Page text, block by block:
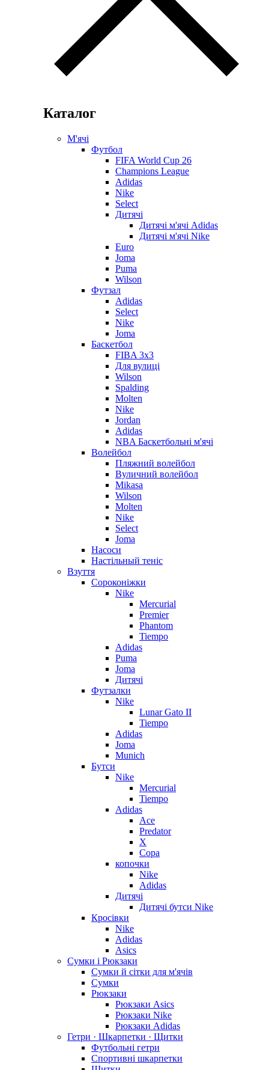
Каталог
М'ячі
Футбол
FIFA World Cup 26
Champions League
Adidas
Nike
Select
Дитячі
Дитячі м'ячі Adidas
Дитячі м'ячі Nike
Euro
Joma
Puma
Wilson
Футзал
Adidas
Select
Nike
Joma
Баскетбол
FIBA 3x3
Для вулиці
Wilson
Spalding
Molten
Nike
Jordan
Adidas
NBA Баскетбольні м'ячі
Волейбол
Пляжний волейбол
Вуличний волейбол
Mikasa
Wilson
Molten
Nike
Select
Joma
Насоси
Настільный теніс
Взуття
Сороконіжки
Nike
Mercurial
Premier
Phantom
Tiempo
Adidas
Puma
Joma
Дитячі
Футзалки
Nike
Lunar Gato II
Tiempo
Adidas
Joma
Munich
Бутси
Nike
Mercurial
Tiempo
Adidas
Ace
Predator
X
Copa
копочки
Nike
Adidas
Дитячі
Дитячі бутси Nike
Кросівки
Nike
Adidas
Asics
Сумки і Рюкзаки
Сумки й сітки для м'ячів
Сумки
Рюкзаки
Рюкзаки Asics
Рюкзаки Nike
Рюкзаки Adidas
Гетри · Шкарпетки · Щитки
Футбольні гетри
Спортивні шкарпетки